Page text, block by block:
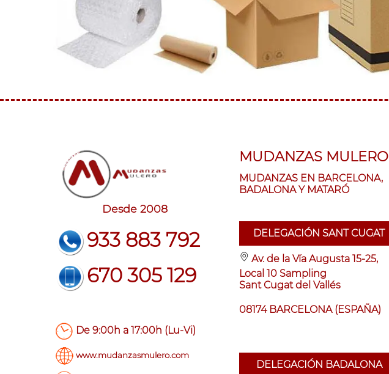
Desde 2008
933 883 792
670 305 129
De 9:00h a 17:00h (Lu-Vi)
www.mudanzasmulero.com
MUDANZAS MULERO
MUDANZAS EN BARCELONA,
BADALONA Y MATARÓ
DELEGACIÓN SANT CUGAT
Av. de la Vía Augusta 15-25,
Local 10 Sampling
Sant Cugat del Vallés
08174 BARCELONA (ESPAÑA)
DELEGACIÓN BADALONA